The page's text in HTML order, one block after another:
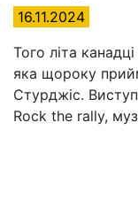
16.11.2024
Того літа
яка щороку
Стурджіс.
Rock the rally,